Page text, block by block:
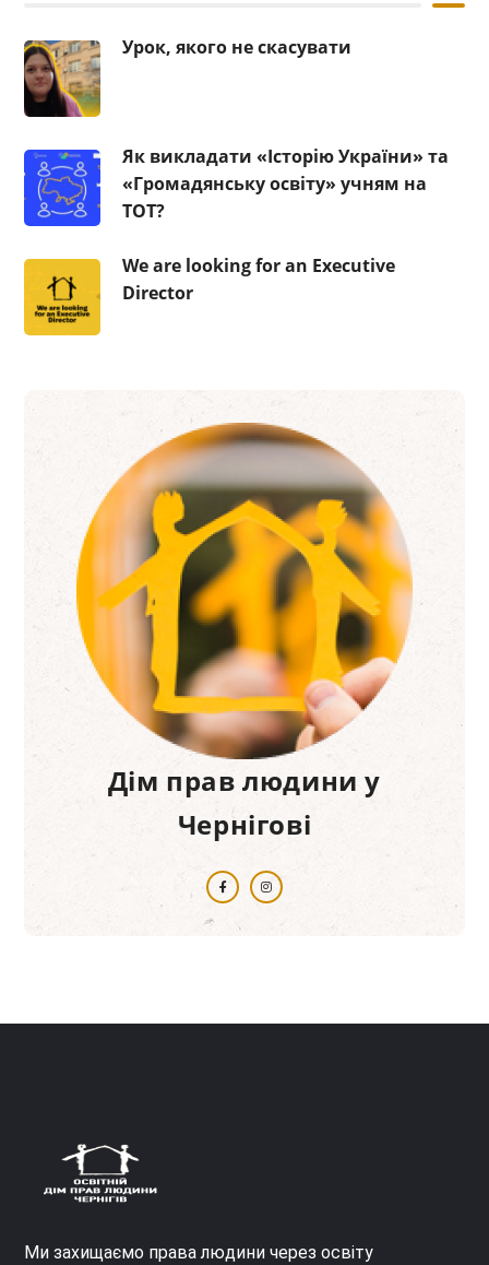
Урок, якого не скасувати
Як викладати «Історію України» та
«Громадянську освіту» учням на
ТОТ?
We are looking for an Executive
Director
Дім прав людини у
Чернігові
Ми захищаємо права людини через освіту